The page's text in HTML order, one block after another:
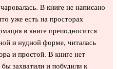
В книге не написано
уже есть на просторах
в книге преподносится
и нудной форме, читалась
и простой. В книге нет
захватили и побудили к